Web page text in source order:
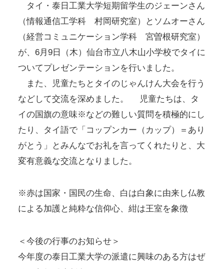
タイ・泰日工業大学短期留学生のジェーンさん
（情報通信工学科 村岡研究室）とソムオーさん
（経営コミュニケーション学科 宮曽根研究室）
が、6月9日（木）仙台市立八木山小学校でタイに
ついてプレゼンテーションを行いました。
また、児童たちとタイのじゃんけん大会を行う
などして交流を深めました。 児童たちは、タ
イの国旗の意味※などの難しい質問を積極的にし
たり、タイ語で「コップンカー（カップ）＝あり
がとう」とみんなでお礼を言ってくれたりと、大
変有意義な交流となりました。
※赤は国家・国民の生命、白は白象に由来し仏教
による加護と純粋な信仰心、紺は王室を象徴
＜今後の行事のお知らせ＞
今年度の泰日工業大学の派遣に興味のある方はぜ